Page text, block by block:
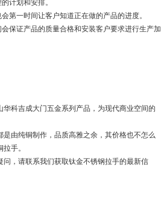
计划和安排。
第一时间让客户知道正在做的产品的进度。
保证产品的质量合格和安装客户要求进行生产加
科吉成大门五金系列产品，为现代商业空间的
由纯铜制作，品质高雅之余，其价格也不怎么
手。
，请联系我们获取钛金不锈钢拉手的最新信